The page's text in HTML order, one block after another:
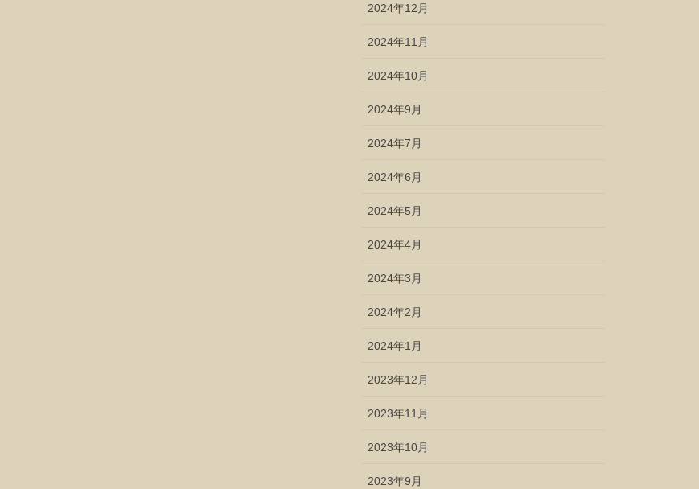
2024年12月
2024年11月
2024年10月
2024年9月
2024年7月
2024年6月
2024年5月
2024年4月
2024年3月
2024年2月
2024年1月
2023年12月
2023年11月
2023年10月
2023年9月